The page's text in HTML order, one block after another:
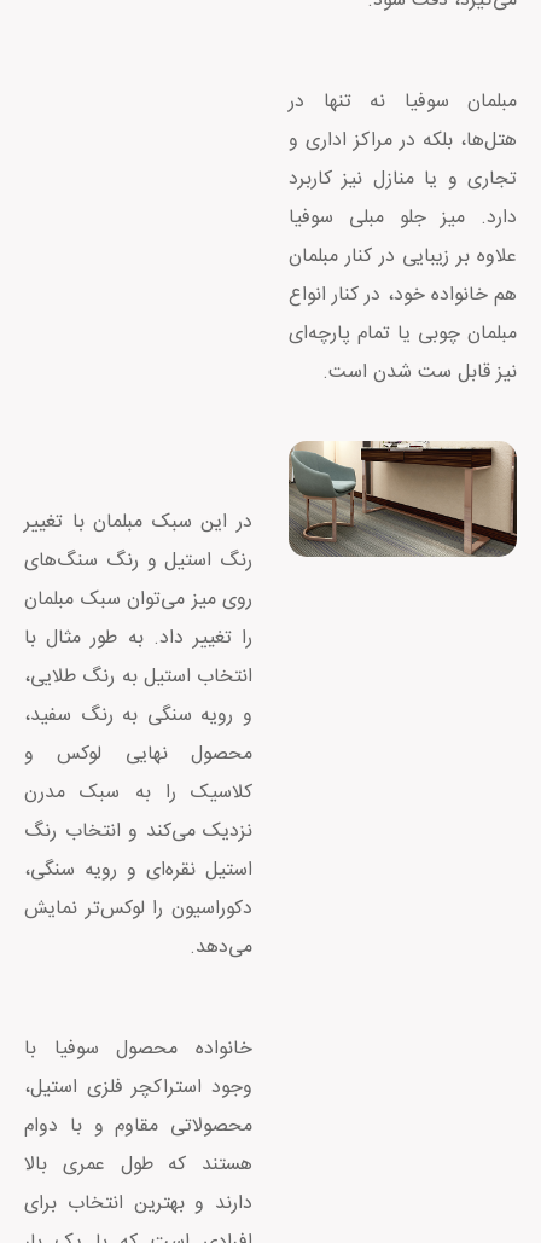
مبلمان سوفیا نه تنها در
هتل‌ها، بلکه در مراکز اداری و
تجاری و یا منازل نیز کاربرد
دارد. میز جلو مبلی سوفیا
علاوه بر زیبایی در کنار مبلمان
هم خانواده خود، در کنار انواع
مبلمان چوبی یا تمام پارچه‌ای
نیز قابل ست شدن است.
در این سبک مبلمان با تغییر
رنگ استیل و رنگ سنگ‌های
روی میز می‌توان سبک مبلمان
را تغییر داد. به طور مثال با
انتخاب استیل به رنگ طلایی،
و رویه سنگی به رنگ سفید،
محصول نهایی لوکس و
کلاسیک را به سبک مدرن
نزدیک می‌کند و انتخاب رنگ
استیل نقره‌ای و رویه سنگی،
دکوراسیون را لوکس‌تر نمایش
می‌دهد.
خانواده محصول سوفیا با
وجود استراکچر فلزی استیل،
محصولاتی مقاوم و با دوام
هستند که طول عمری بالا
دارند و بهترین انتخاب برای